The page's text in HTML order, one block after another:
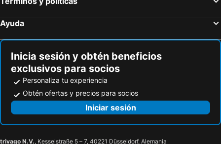
Ayuda
Inicia sesión y obtén beneficios
exclusivos para socios
Personaliza tu experiencia
Obtén ofertas y precios para socios
Iniciar sesión
trivago N.V., Kesselstraße 5 – 7, 40221 Düsseldorf, Alemania